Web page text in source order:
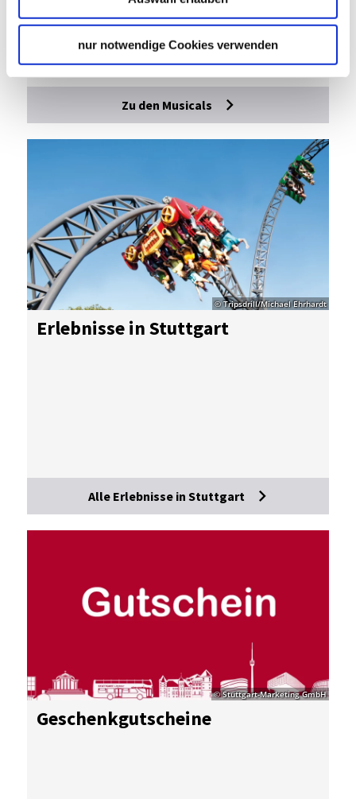
nur notwendige Cookies verwenden
Zu den Musicals
© Tripsdrill/Michael Ehrhardt
Er­leb­nis­se in Stutt­gart
Alle Erlebnisse in Stuttgart
© Stuttgart-Marketing GmbH
Ge­schenk­gut­schei­ne